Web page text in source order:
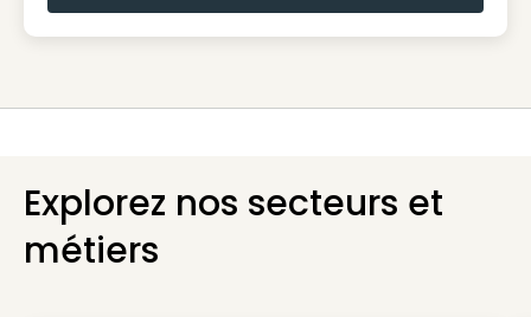
Explorez nos secteurs et
métiers